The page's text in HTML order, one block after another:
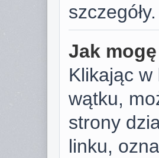
szczegóły.
Jak
Klikając w
wątku,
strony
linku,